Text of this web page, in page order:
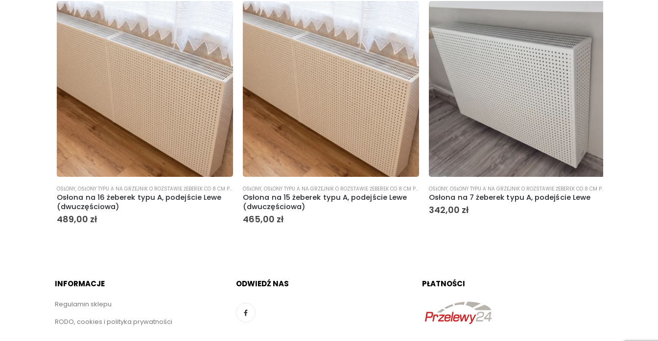
OSŁONY,OSŁONY TYPU A NA GRZEJNIK O ROZSTAWIE ŻEBEREK CO 8 CM PODEJŚCIE LEWE
Osłona na 16 żeberek typu A, podejście Lewe
(dwuczęściowa)
489,00 zł
OSŁONY,OSŁONY TYPU A NA GRZEJNIK O ROZSTAWIE ŻEBEREK CO 8 CM PODEJŚCIE LEWE
Osłona na 15 żeberek typu A, podejście Lewe
(dwuczęściowa)
465,00 zł
OSŁONY,OSŁONY TYPU A NA GRZEJNIK O ROZSTAWIE ŻEBEREK CO 8 CM PODEJŚCIE LEWE
Osłona na 7 żeberek typu A, podejście Lewe
342,00 zł
INFORMACJE
Regulamin sklepu
RODO, cookies i polityka prywatności
ODWIEDŹ NAS PŁATNOŚCI